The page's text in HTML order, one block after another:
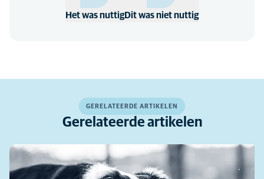
Het was nuttigDit was niet nuttig
GERELATEERDE ARTIKELEN
Gerelateerde artikelen